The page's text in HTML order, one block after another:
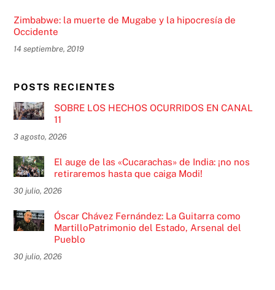
Zimbabwe: la muerte de Mugabe y la hipocresía de
Occidente
14 septiembre, 2019
POSTS RECIENTES
SOBRE LOS HECHOS OCURRIDOS EN CANAL
11
3 agosto, 2026
El auge de las «Cucarachas» de India: ¡no nos
retiraremos hasta que caiga Modi!
30 julio, 2026
Óscar Chávez Fernández: La Guitarra como
MartilloPatrimonio del Estado, Arsenal del
Pueblo
30 julio, 2026